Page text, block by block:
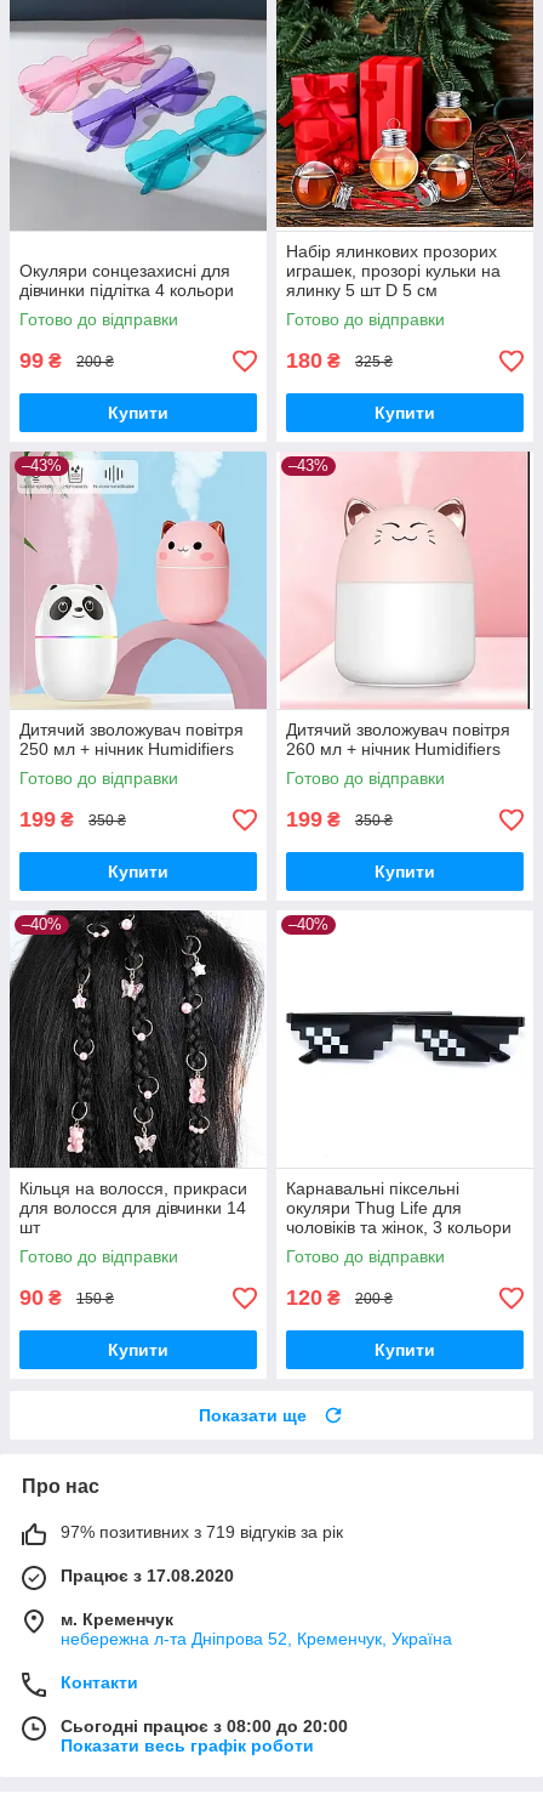
Окуляри сонцезахисні для
дівчинки підлітка 4 кольори
Готово до відправки
99 ₴ 200 ₴
Купити
Набір ялинкових прозорих
играшек, прозорі кульки на
ялинку 5 шт D 5 см
Готово до відправки
180 ₴ 325 ₴
Купити
–43%
Дитячий зволожувач повітря
250 мл + нічник Humidifiers
Готово до відправки
199 ₴ 350 ₴
Купити
–43%
Дитячий зволожувач повітря
260 мл + нічник Humidifiers
Готово до відправки
199 ₴ 350 ₴
Купити
–40%
Кільця на волосся, прикраси
для волосся для дівчинки 14
шт
Готово до відправки
90 ₴ 150 ₴
Купити
–40%
Карнавальні піксельні
окуляри Thug Life для
чоловіків та жінок, 3 кольори
Готово до відправки
120 ₴ 200 ₴
Купити
Показати ще
Про нас
97% позитивних з 719 відгуків за рік
Працює з 17.08.2020
м. Кременчук
небережна л-та Дніпрова 52, Кременчук, Україна
Контакти
Сьогодні працює з 08:00 до 20:00
Показати весь графік роботи